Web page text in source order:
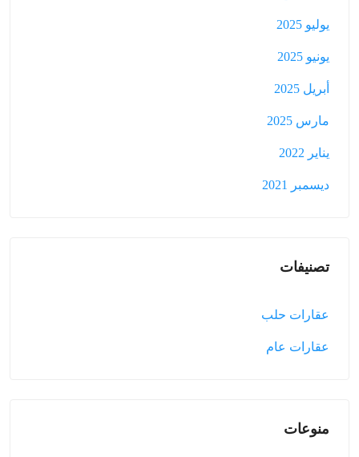
يوليو 2025
يونيو 2025
أبريل 2025
مارس 2025
يناير 2022
ديسمبر 2021
تصنيفات
عقارات حلب
عقارات عام
منوعات